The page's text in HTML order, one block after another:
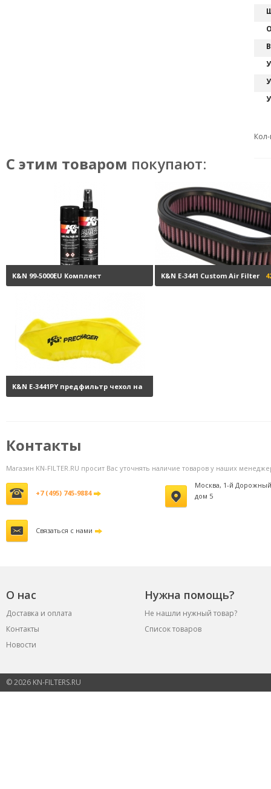
С этим товаром покупают:
K&N 99-5000EU Комплект
фильтров 3800 руб.
K&N E-3441 Custom Air Filter
K&N E-3441PY предфильтр чехол на
Контакты
Магазин KN-FILTER.RU просит Вас уточнять наличие товаров у наших
+7 (495) 745-9884
Москва, 1-й
дом 5
Связаться с нами
О нас Нужна помощь?
Доставка и оплата
Не нашли нужный товар?
Контакты
Список товаров
Новости
© 2026 KN-FILTERS.RU